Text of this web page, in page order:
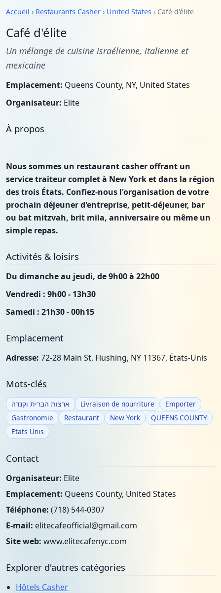
Accueil › Restaurants Casher › United States › Café d'élite
Café d'élite
Un mélange de cuisine israélienne, italienne et
mexicaine
Emplacement: Queens County, NY, United States
Organisateur: Elite
À propos
Nous sommes un restaurant casher offrant un
service traiteur complet à New York et dans la région
des trois États. Confiez-nous l'organisation de votre
prochain déjeuner d'entreprise, petit-déjeuner, bar
ou bat mitzvah, brit mila, anniversaire ou même un
simple repas.
Activités & loisirs
Du dimanche au jeudi, de 9h00 à 22h00
Vendredi : 9h00 - 13h30
Samedi : 21h30 - 00h15
Emplacement
Adresse: 72-28 Main St, Flushing, NY 11367, États-Unis
Mots-clés
ארצות הברית וקנדה Livraison de nourriture
Emporter
Gastronomie
Restaurant New York
QUEENS COUNTY
Etats Unis
Contact
Organisateur: Elite
Emplacement: Queens County, United States
Téléphone: (718) 544-0307
E-mail: elitecafeofficial@gmail.com
Site web: www.elitecafenyc.com
Explorer d'autres catégories
Hôtels Casher